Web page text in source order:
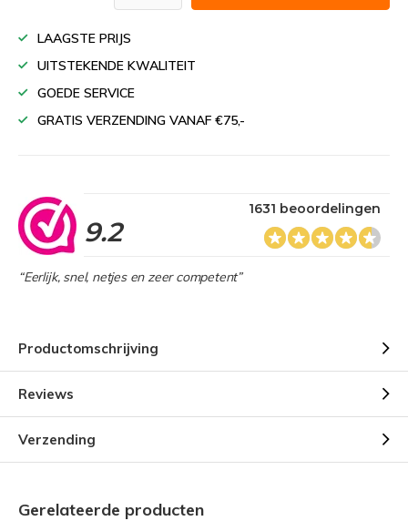
LAAGSTE PRIJS
UITSTEKENDE KWALITEIT
GOEDE SERVICE
GRATIS VERZENDING VANAF €75,-
9.2
1631 beoordelingen
“Eerlijk, snel, netjes en zeer competent”
Productomschrijving
Reviews
Verzending
Gerelateerde producten